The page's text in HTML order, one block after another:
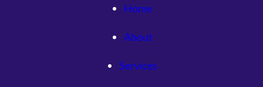
Home
About
Services